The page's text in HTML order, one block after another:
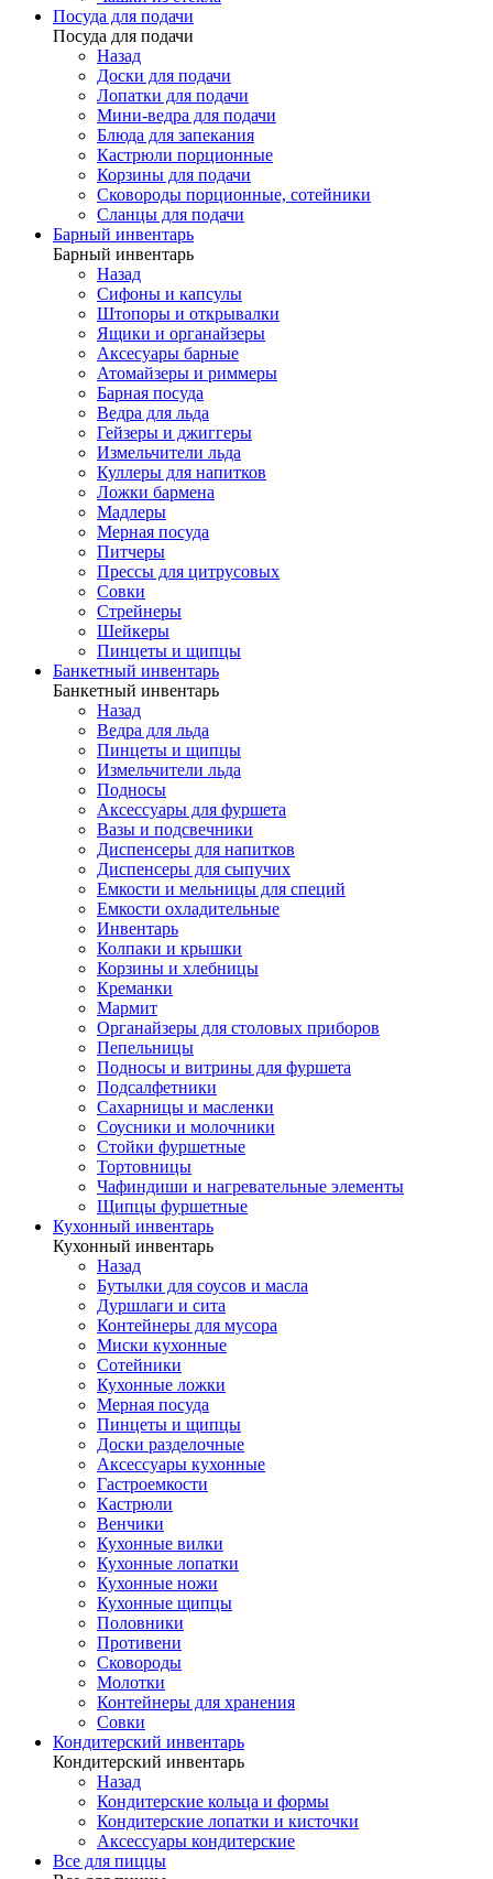
Посуда для подачи
Посуда для подачи
Назад
Доски для подачи
Лопатки для подачи
Мини-ведра для подачи
Блюда для запекания
Кастрюли порционные
Корзины для подачи
Сковороды порционные, сотейники
Сланцы для подачи
Барный инвентарь
Барный инвентарь
Назад
Сифоны и капсулы
Штопоры и открывалки
Ящики и органайзеры
Аксесуары барные
Атомайзеры и риммеры
Барная посуда
Ведра для льда
Гейзеры и джиггеры
Измельчители льда
Куллеры для напитков
Ложки бармена
Мадлеры
Мерная посуда
Питчеры
Прессы для цитрусовых
Совки
Стрейнеры
Шейкеры
Пинцеты и щипцы
Банкетный инвентарь
Банкетный инвентарь
Назад
Ведра для льда
Пинцеты и щипцы
Измельчители льда
Подносы
Аксессуары для фуршета
Вазы и подсвечники
Диспенсеры для напитков
Диспенсеры для сыпучих
Емкости и мельницы для специй
Емкости охладительные
Инвентарь
Колпаки и крышки
Корзины и хлебницы
Креманки
Мармит
Органайзеры для столовых приборов
Пепельницы
Подносы и витрины для фуршета
Подсалфетники
Сахарницы и масленки
Соусники и молочники
Стойки фуршетные
Тортовницы
Чафиндиши и нагревательные элементы
Щипцы фуршетные
Кухонный инвентарь
Кухонный инвентарь
Назад
Бутылки для соусов и масла
Дуршлаги и сита
Контейнеры для мусора
Миски кухонные
Сотейники
Кухонные ложки
Мерная посуда
Пинцеты и щипцы
Доски разделочные
Аксессуары кухонные
Гастроемкости
Кастрюли
Венчики
Кухонные вилки
Кухонные лопатки
Кухонные ножи
Кухонные щипцы
Половники
Противени
Сковороды
Молотки
Контейнеры для хранения
Совки
Кондитерский инвентарь
Кондитерский инвентарь
Назад
Кондитерские кольца и формы
Кондитерские лопатки и кисточки
Аксессуары кондитерские
Все для пиццы